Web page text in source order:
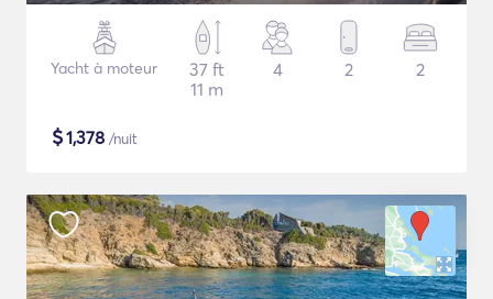
Yacht à moteur
37 ft
11 m
4 2 2
$1,378 /nuit